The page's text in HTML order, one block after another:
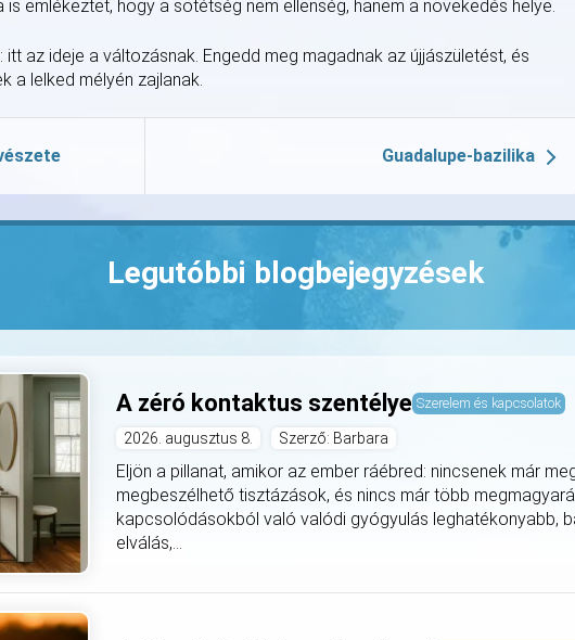
emlékeztet, hogy a sötétség nem ellenség, hanem a növekedés helye.
az ideje a változásnak. Engedd meg magadnak az újjászületést, és
a lelked mélyén zajlanak.
Guadalupe-bazilika
Legutóbbi blogbejegyzések
A zéró kontaktus szentélye Szerelem és kapcsolatok
2026. augusztus 8. Szerző: Barbara
Eljön a pillanat, amikor az ember ráébred: nincsenek már
megbeszélhető tisztázások, és nincs már több
kapcsolódásokból való valódi gyógyulás leghatékonyabb,
elválás,...